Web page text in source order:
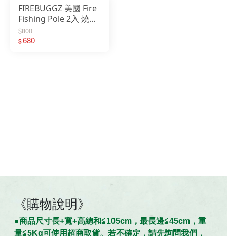
FIREBUGGZ 美國 Fire
Fishing Pole 2入 燒烤
釣竿 翻轉燒烤釣竿
FB03-003
$800
$680
《購物說明》
●商品尺寸長+寬+高總和≦105cm，最長邊≦45cm，重
量≦5Kg可使用超商取貨。若不確定，請先詢問我們，